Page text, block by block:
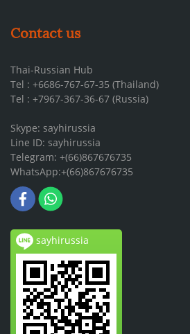
Contact us
Thai-Russian Hub
Tel : +6686-767-67-35 (Thailand)
Tel : +7967-367-36-67 (Russia)
Skype: sayhirussia
Line ID: sayhirussia
Telegram: +(66)867676735
WhatsApp:+(66)867676735
sayhirussia